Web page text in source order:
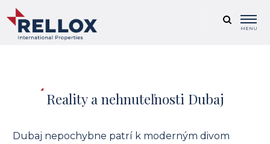
MENU
Reality a nehnuteľnosti Dubaj
Dubaj nepochybne patrí k moderným divom